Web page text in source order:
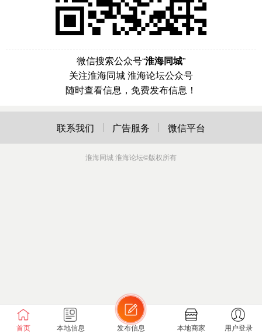
微信搜索公众号“淮海同城”
关注淮海同城 淮海论坛公众号
随时查看信息，免费发布信息！
首页 本地信息 发布信息 本地商家 用户登录
联系我们 广告服务 微信平台
淮海同城 淮海论坛©版权所有